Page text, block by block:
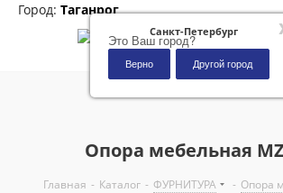
Санкт-Петербург
Это Ваш город?
Верно Другой город
Город: Таганрог
Опора мебельная
Главная - Каталог - ФУРНИТУРА - Опора